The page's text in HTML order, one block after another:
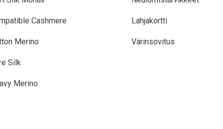
Cashmere
Merino
Silk
Merino
Lahjakortti
Värinsovitus